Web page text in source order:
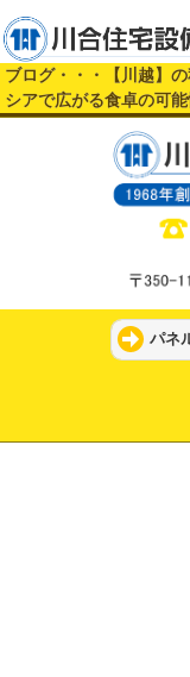
ブログ・・・【川越】
シアで広がる食卓の可
パネ